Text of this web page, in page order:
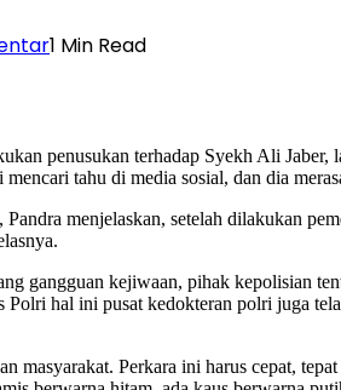
1 Min Read
penusukan terhadap Syekh Ali Jaber,
tahu di media sosial, dan dia
menjelaskan, setelah dilakukan
gangguan kejiwaan, pihak kepolisian
hal ini pusat kedokteran polri juga
masyarakat. Perkara ini harus cepat,